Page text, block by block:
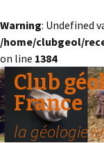
Warning: Undefined
/home/clubgeol/
on line 1384
Club
France
la géologie